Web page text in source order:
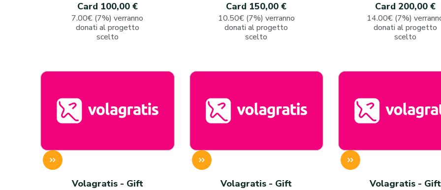
Card 100,00 €
7.00€ (7%) verranno
donati al progetto
scelto
Card 150,00 €
10.50€ (7%) verranno
donati al progetto
scelto
Card 200,00 €
14.00€ (7%)
donati al progetto
scelto
Volagratis - Gift
Volagratis - Gift
Volagratis - Gift